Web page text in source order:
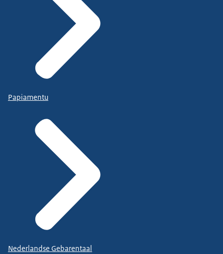
Papiamentu
Nederlandse Gebarentaal